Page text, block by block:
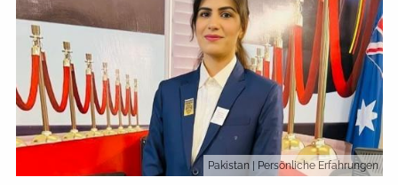
Pakistan | Persönliche Erfahrungen